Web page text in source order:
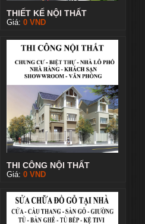
THIẾT KẾ NỘI THẤT
Giá: 0 VND
THI CÔNG NỘI THẤT
Giá: 0 VND